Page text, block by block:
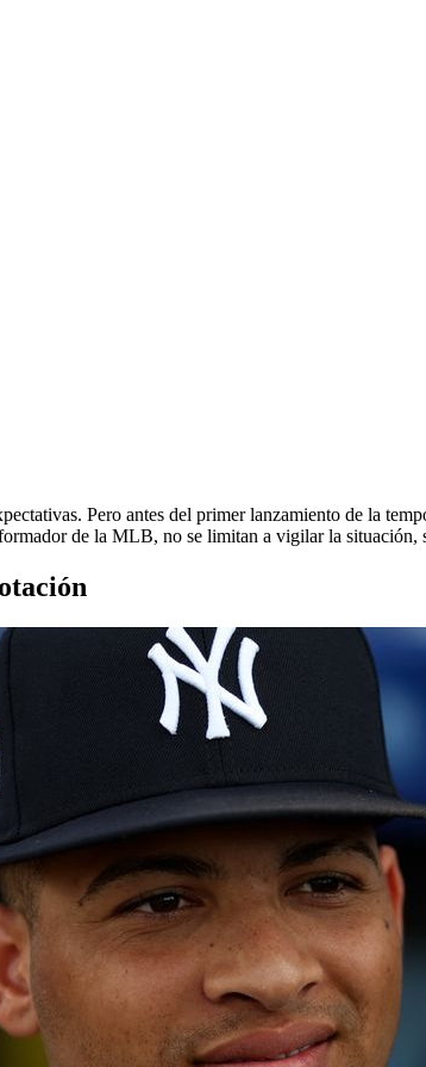
Pero antes del primer lanzamiento de la
de la MLB, no se limitan a vigilar la situación,